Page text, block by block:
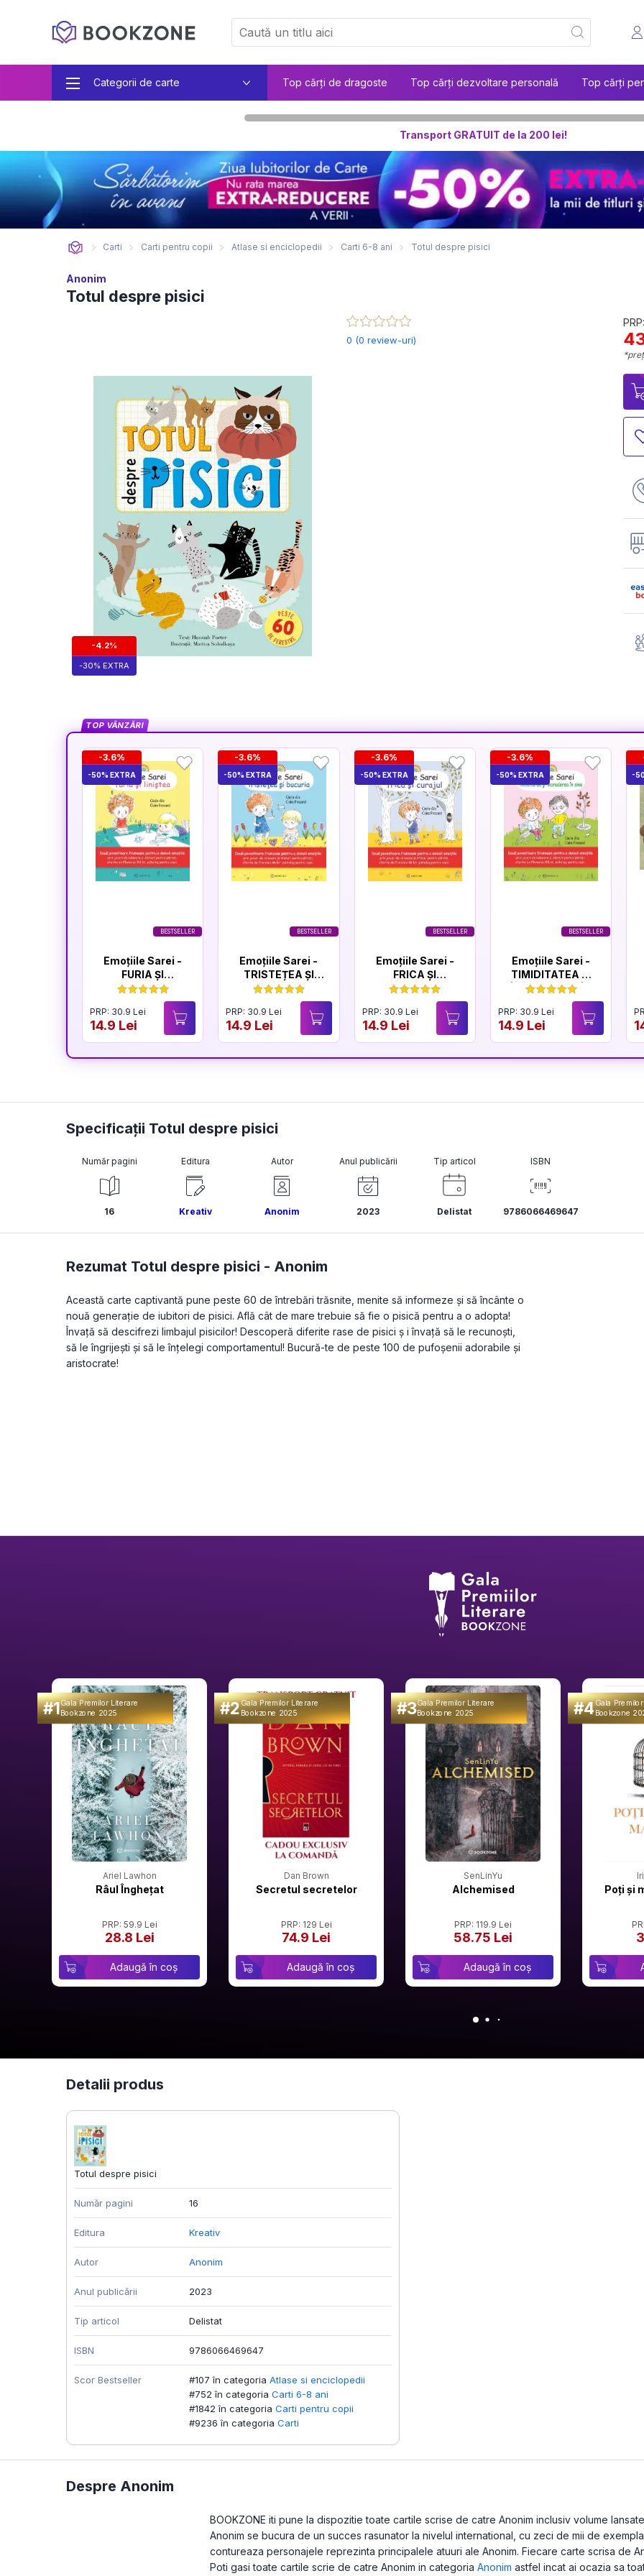
Categorii de carte Top cărți de dragoste Top cărți dezvoltare personală Top cărți
Transport GRATUIT de la 200 lei!
Carti Carti pentru copii Atlase si enciclopedii Carti 6-8 ani Totul despre pisici
Anonim
Totul despre pisici
-4.2%
-30% EXTRA
0 (0 review-uri)
TOP VÂNZĂRI
BESTSELLER
-3.6%
-50% EXTRA
Emoțiile Sarei -
FURIA ȘI
LINIȘTEA
PRP: 30.9 Lei
14.9 Lei
BESTSELLER
-3.6%
-50% EXTRA
Emoțiile Sarei -
TRISTEȚEA ȘI
BUCURIA
PRP: 30.9 Lei
14.9 Lei
BESTSELLER
-3.6%
-50% EXTRA
Emoțiile Sarei -
FRICA ȘI
CURAJUL
PRP: 30.9 Lei
14.9 Lei
BESTSELLER
-3.6%
-50% EXTRA
Emoțiile Sarei -
TIMIDITATEA ȘI
ÎNCREDEREA ÎN
PRP: 30.9 Lei
14.9 Lei
-
Specificații Totul despre pisici
Număr pagini
16
Editura
Kreativ
Autor
Anonim
Anul publicării
2023
Tip articol
Delistat
ISBN
9786066469647
Rezumat Totul despre pisici - Anonim
Această carte captivantă pune peste 60 de întrebări trăsnite, menite să informeze și să încânte o
nouă generație de iubitori de pisici. Află cât de mare trebuie să fie o pisică pentru a o adopta!
Învață să descifrezi limbajul pisicilor! Descoperă diferite rase de pisici ș i învață să le recunoști,
să le îngrijești și să le înțelegi comportamentul! Bucură-te de peste 100 de pufoșenii adorabile și
aristocrate!
#1Gala Premilor Literare
Bookzone 2025
Ariel Lawhon
Râul Înghețat
PRP: 59.9 Lei
28.8 Lei
Adaugă în coș
#2Gala Premilor Literare
Bookzone 2025
Dan Brown
Secretul secretelor
PRP: 129 Lei
74.9 Lei
Adaugă în coș
#3Gala Premilor Literare
Bookzone 2025
SenLinYu
Alchemised
PRP: 119.9 Lei
58.75 Lei
Adaugă în coș
#4Gala
Bookzone
Poți și
Detalii produs
Totul despre pisici
Număr pagini 16
Editura Kreativ
Autor Anonim
Anul publicării 2023
Tip articol Delistat
ISBN 9786066469647
Scor Bestseller #107 în categoria Atlase si enciclopedii
#752 în categoria Carti 6-8 ani
#1842 în categoria Carti pentru copii
#9236 în categoria Carti
Despre Anonim
BOOKZONE iti pune la dispozitie toate cartile scrise de catre Anonim inclusiv volume
Anonim se bucura de un succes rasunator la nivelul international, cu zeci de mii de
contureaza personajele reprezinta principalele atuuri ale Anonim. Fiecare carte scrisa de
Poti gasi toate cartile scrie de catre Anonim in categoria Anonim astfel incat ai ocazia sa